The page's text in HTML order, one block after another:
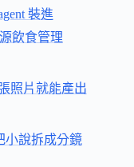
裝進
飲食管理
照片就能產出
小說拆成分鏡